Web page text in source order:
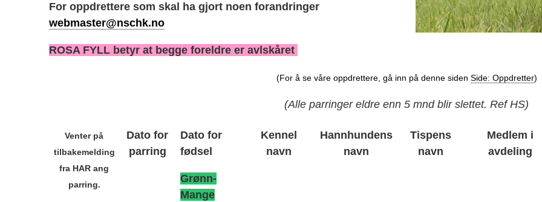
For oppdrettere som skal ha gjort noen forandringer
webmaster@nschk.no
ROSA FYLL betyr at begge foreldre er avlskåret
(For å se våre oppdrettere, gå inn på denne siden Side: Oppdretter)
(Alle parringer eldre enn 5 mnd blir slettet. Ref HS)
Venter på
tilbakemelding
fra HAR ang
parring.
Dato for
parring
Dato for
fødsel
Grønn-
Mange
Kennel
navn
Hannhundens
navn
Tispens
navn
Medlem i
avdeling